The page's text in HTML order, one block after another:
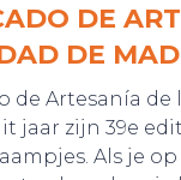
DE
DE
de Artesanía de
jaar zijn 39e
Als je